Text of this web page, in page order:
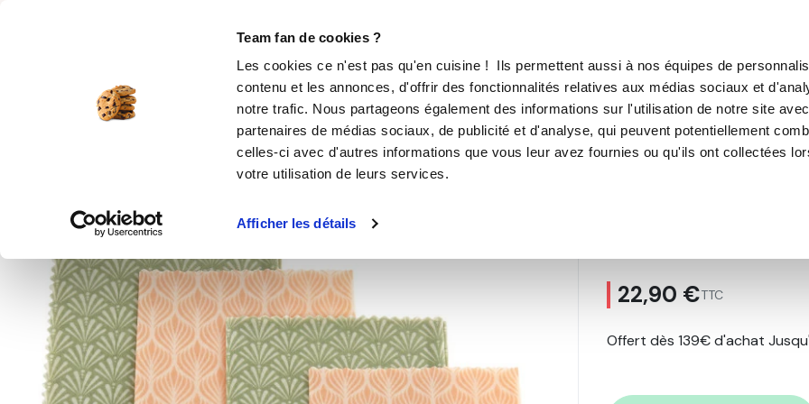
Team fan de cookies ?
Les cookies ce n'est pas qu'en cuisine ! Ils permettent aussi à nos équipes de
contenu et les annonces, d'offrir des fonctionnalités relatives aux médias sociaux et
notre trafic. Nous partageons également des informations sur l'utilisation de notre site
partenaires de médias sociaux, de publicité et d'analyse, qui peuvent potentiellement
celles-ci avec d'autres informations que vous leur avez fournies ou qu'ils ont collectées
votre utilisation de leurs services.
Afficher les détails
MOULES SILICONE USTENSILES ÉPICERIE MISE SOUS VIDE MACHINE À CAFÉ MACHINE À GLACE
Feuilles d'emballage alimentaire réutilisables à la cire d'abeille
22,90 €TTC
Offert dès 139€ d'achat